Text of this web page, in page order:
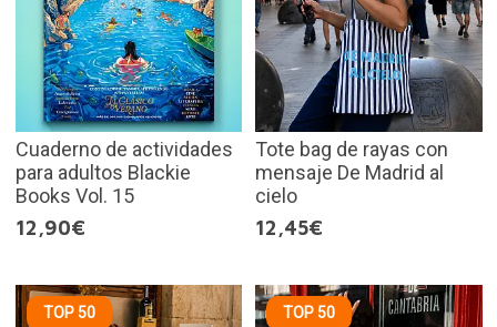
Cuaderno de actividades
para adultos Blackie
Books Vol. 15
12,90€
Tote bag de rayas con
mensaje De Madrid al
cielo
12,45€
TOP 50 TOP 50